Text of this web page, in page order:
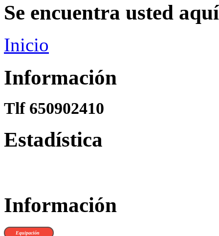
Se encuentra usted aquí
Inicio
Información
Tlf 650902410
Estadística
Información
Equipación